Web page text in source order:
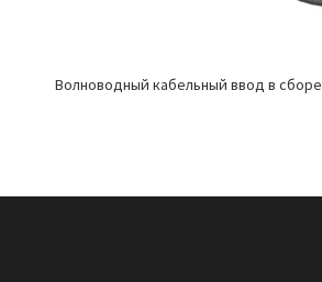
Волноводный кабельный ввод в сборе